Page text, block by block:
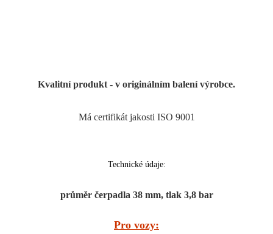
Kvalitní produkt - v originálním balení výrobce.
Má certifikát jakosti ISO 9001
Technické údaje:
průměr čerpadla 38 mm, tlak 3,8 bar
Pro vozy: